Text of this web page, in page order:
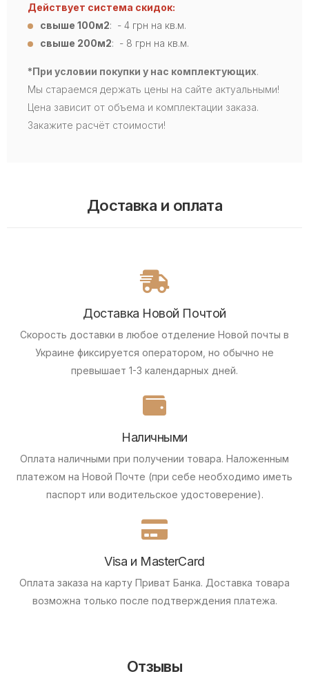
Действует система скидок:
свыше 100м2: - 4 грн на кв.м.
свыше 200м2: - 8 грн на кв.м.
*При условии покупки у нас комплектующих.
Мы стараемся держать цены на сайте актуальными!
Цена зависит от объема и комплектации заказа.
Закажите расчёт стоимости!
Доставка и оплата
Доставка Новой Почтой
Скорость доставки в любое отделение Новой почты в
Украине фиксируется оператором, но обычно не
превышает 1-3 календарных дней.
Наличными
Оплата наличными при получении товара. Наложенным
платежом на Новой Почте (при себе необходимо иметь
паспорт или водительское удостоверение).
Visa и MasterCard
Оплата заказа на карту Приват Банка. Доставка товара
возможна только после подтверждения платежа.
Отзывы